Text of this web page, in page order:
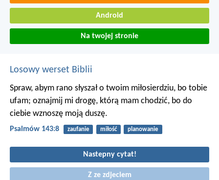
Android
Na twojej stronie
Losowy werset Biblii
Spraw, abym rano słyszał o twoim miłosierdziu, bo tobie
ufam; oznajmij mi drogę, którą mam chodzić, bo do
ciebie wznoszę moją duszę.
Psalmów 143:8 zaufanie miłość planowanie
Nastepny cytat!
Z ze zdjeciem